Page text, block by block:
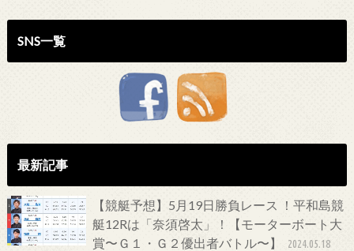
SNS一覧
最新記事
【競艇予想】5月19日勝負レース ！平和島競
艇12Rは「奈須啓太」！【モーターボート大
賞〜Ｇ１・Ｇ２優出者バトル〜】
2024.05.18